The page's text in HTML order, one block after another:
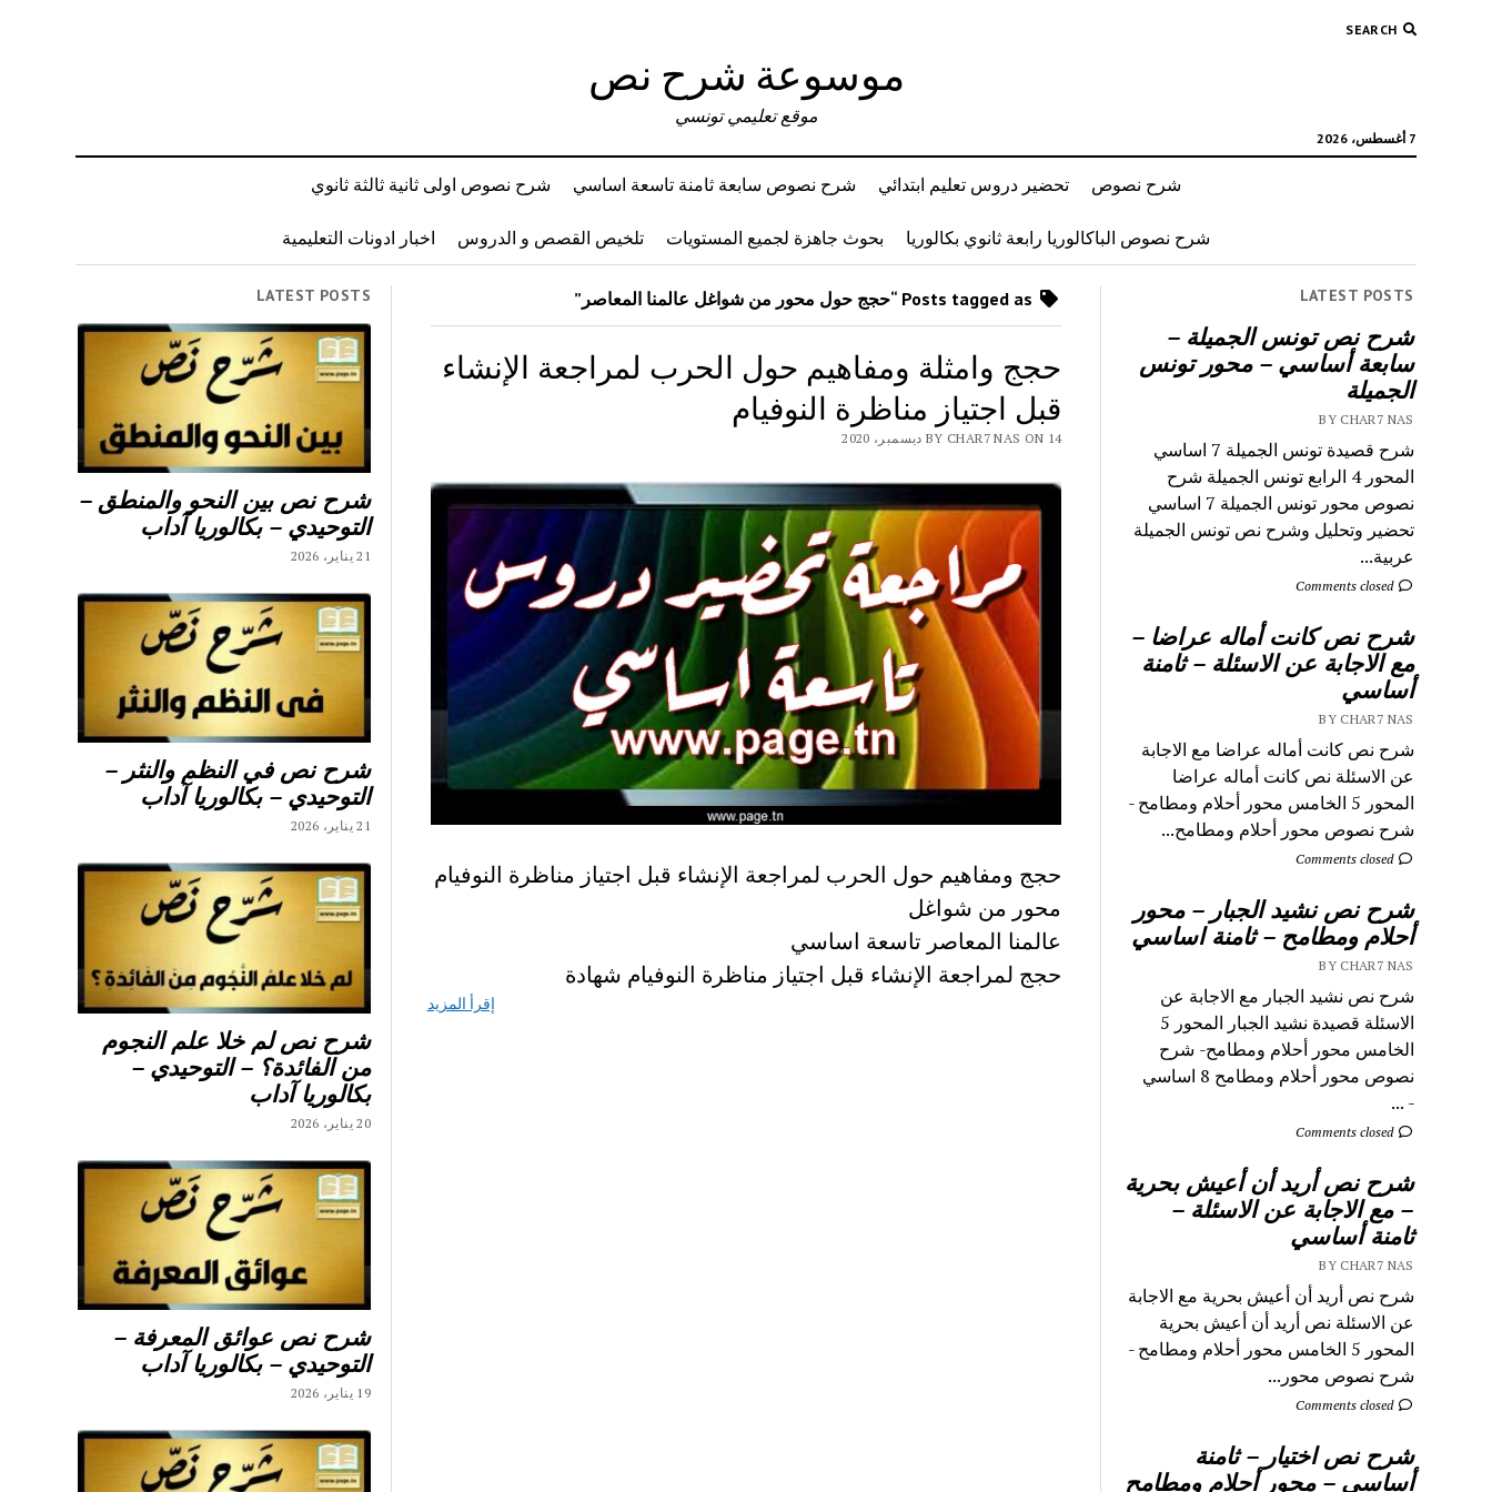
SEARCH
موسوعة شرح نص
7 أغسطس، 2026
موقع تعليمي تونسي
شرح نصوص تحضير دروس تعليم ابتدائي شرح نصوص سابعة ثامنة تاسعة اساسي شرح نصوص اولى ثانية ثالثة ثانوي
شرح نصوص الباكالوريا رابعة ثانوي بكالوريا بحوث جاهزة لجميع المستويات تلخيص القصص و الدروس اخبار ادونات التعليمية
LATEST POSTS
شرح نص تونس الجميلة –
سابعة أساسي – محور تونس
الجميلة
BY CHAR7 NAS
شرح قصيدة تونس الجميلة 7 اساسي
المحور 4 الرابع تونس الجميلة شرح
نصوص محور تونس الجميلة 7 اساسي
تحضير وتحليل وشرح نص تونس الجميلة
عربية...
Comments closed
شرح نص كانت أماله عراضا –
مع الاجابة عن الاسئلة – ثامنة
أساسي
BY CHAR7 NAS
شرح نص كانت أماله عراضا مع الاجابة
عن الاسئلة نص كانت أماله عراضا
المحور 5 الخامس محور أحلام ومطامح -
شرح نصوص محور أحلام ومطامح...
Comments closed
شرح نص نشيد الجبار – محور
أحلام ومطامح – ثامنة اساسي
BY CHAR7 NAS
شرح نص نشيد الجبار مع الاجابة عن
الاسئلة قصيدة نشيد الجبار المحور 5
الخامس محور أحلام ومطامح- شرح
نصوص محور أحلام ومطامح 8 اساسي
- ...
Comments closed
شرح نص أريد أن أعيش بحرية
– مع الاجابة عن الاسئلة –
ثامنة أساسي
BY CHAR7 NAS
شرح نص أريد أن أعيش بحرية مع الاجابة
عن الاسئلة نص أريد أن أعيش بحرية
المحور 5 الخامس محور أحلام ومطامح -
شرح نصوص محور...
Comments closed
شرح نص اختيار – ثامنة
أساسي – محور أحلام ومطامح
حجج وامثلة ومفاهيم حول الحرب لمراجعة الإنشاء
قبل اجتياز مناظرة النوفيام
BY CHAR7 NAS ON 14 ديسمبر، 2020
حجج ومفاهيم حول الحرب لمراجعة الإنشاء قبل اجتياز مناظرة النوفيام
محور من شواغل
عالمنا المعاصر تاسعة اساسي
حجج لمراجعة الإنشاء قبل اجتياز مناظرة النوفيام شهادة
إقرأ المزيد
LATEST POSTS
شرح نص بين النحو والمنطق –
التوحيدي – بكالوريا آداب
21 يناير، 2026
شرح نص في النظم والنثر –
التوحيدي – بكالوريا آداب
21 يناير، 2026
شرح نص لم خلا علم النجوم
من الفائدة؟ – التوحيدي –
بكالوريا آداب
20 يناير، 2026
شرح نص عوائق المعرفة –
التوحيدي – بكالوريا آداب
19 يناير، 2026